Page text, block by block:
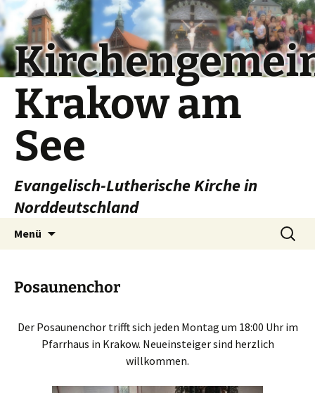
Krakow am
See
Evangelisch-Lutherische Kirche in
Norddeutschland
Menü
Suchen
nach:
Posaunenchor
Der Posaunenchor trifft sich jeden Montag um 18:00 Uhr im
Pfarrhaus in Krakow. Neueinsteiger sind herzlich
willkommen.